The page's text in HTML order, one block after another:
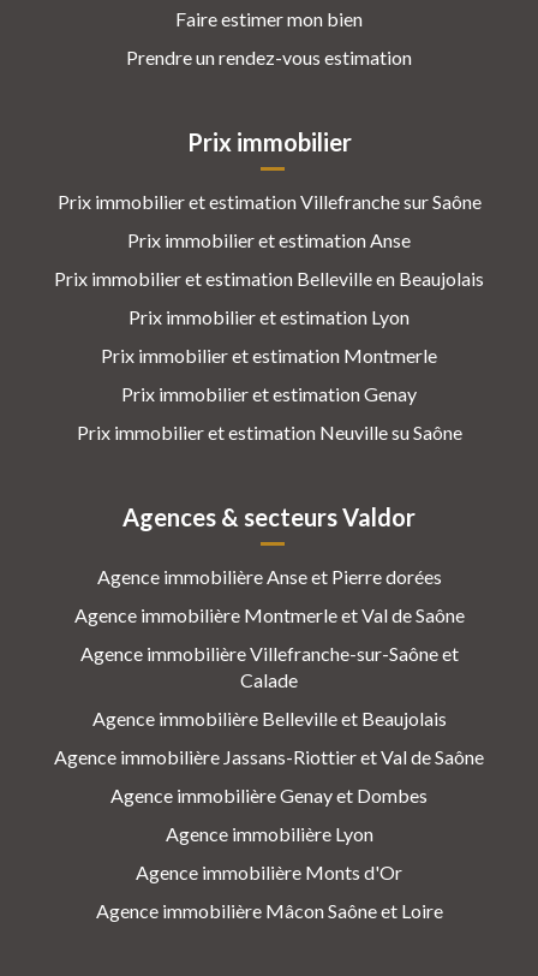
Faire estimer mon bien
Prendre un rendez-vous estimation
Prix immobilier
Prix immobilier et estimation Villefranche sur Saône
Prix immobilier et estimation Anse
Prix immobilier et estimation Belleville en Beaujolais
Prix immobilier et estimation Lyon
Prix immobilier et estimation Montmerle
Prix immobilier et estimation Genay
Prix immobilier et estimation Neuville su Saône
Agences & secteurs Valdor
Agence immobilière Anse et Pierre dorées
Agence immobilière Montmerle et Val de Saône
Agence immobilière Villefranche-sur-Saône et
Calade
Agence immobilière Belleville et Beaujolais
Agence immobilière Jassans-Riottier et Val de Saône
Agence immobilière Genay et Dombes
Agence immobilière Lyon
Agence immobilière Monts d'Or
Agence immobilière Mâcon Saône et Loire